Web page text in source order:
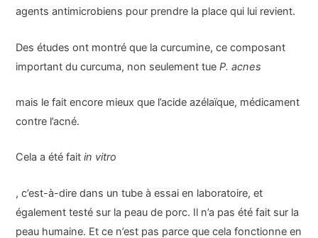
agents antimicrobiens pour prendre la place qui lui revient.
Des études ont montré que la curcumine, ce composant
important du curcuma, non seulement tueP. acnes
mais le fait encore mieux que l’acide azélaïque, médicament
contre l’acné.
Cela a été faitin vitro
, c’est-à-dire dans un tube à essai en laboratoire, et
également testé sur la peau de porc. Il n’a pas été fait sur la
peau humaine. Et ce n’est pas parce que cela fonctionne en